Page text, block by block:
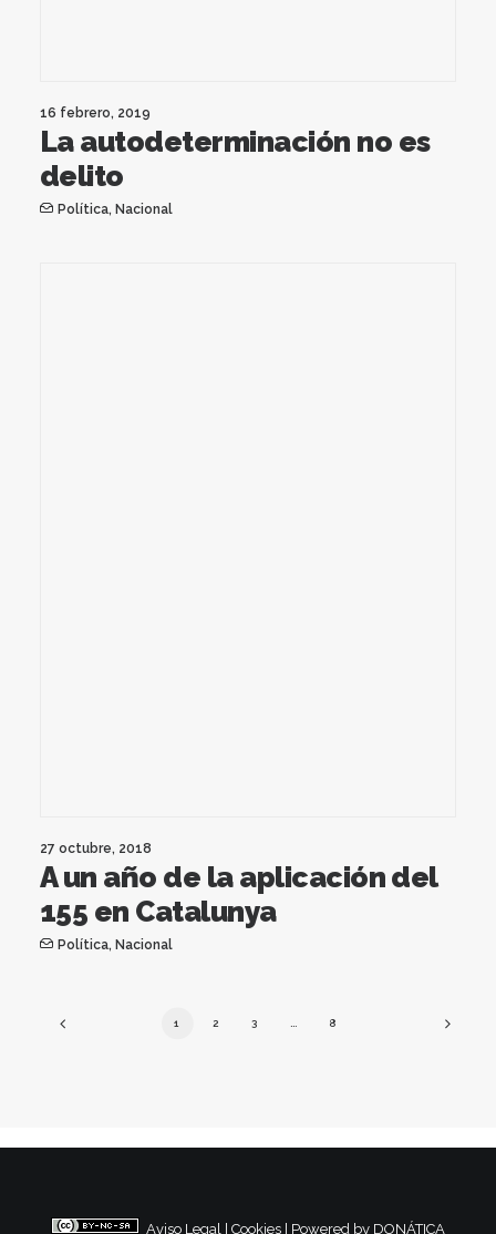
16 febrero, 2019
La autodeterminación no es
delito
Política, Nacional
27 octubre, 2018
A un año de la aplicación del
155 en Catalunya
Política, Nacional
1 2 3 8
Aviso Legal Cookies Powered by DONÁTICA